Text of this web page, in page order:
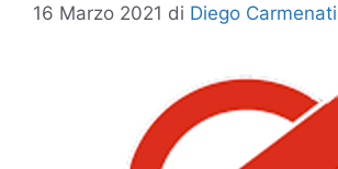
16 Marzo 2021 di Diego Carmenati